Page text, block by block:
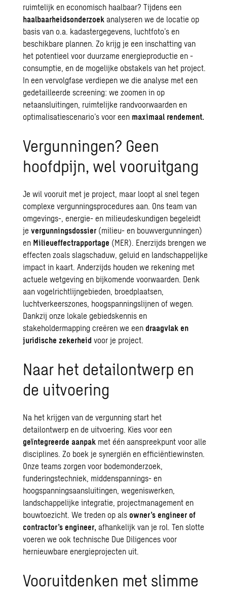
ruimtelijk en economisch haalbaar? Tijdens een
haalbaarheidsonderzoek analyseren we de locatie op
basis van o.a. kadastergegevens, luchtfoto’s en
beschikbare plannen. Zo krijg je een inschatting van
het potentieel voor duurzame energieproductie en -
consumptie, en de mogelijke obstakels van het project.
In een vervolgfase verdiepen we die analyse met een
gedetailleerde screening: we zoomen in op
netaansluitingen, ruimtelijke randvoorwaarden en
optimalisatiescenario’s voor een maximaal rendement.
Vergunningen? Geen
hoofdpijn, wel vooruitgang
Je wil vooruit met je project, maar loopt al snel tegen
complexe vergunningsprocedures aan. Ons team van
omgevings-, energie- en milieudeskundigen begeleidt
jevergunningsdossier (milieu- en bouwvergunningen)
en Milieueffectrapportage (MER). Enerzijds brengen we
effecten zoals slagschaduw, geluid en landschappelijke
impact in kaart. Anderzijds houden we rekening met
actuele wetgeving en bijkomende voorwaarden. Denk
aan vogelrichtlijngebieden, broedplaatsen,
luchtverkeerszones, hoogspanningslijnen of wegen.
Dankzij onze lokale gebiedskennis en
stakeholdermapping creëren we eendraagvlak en
juridische zekerheid voor je project.
Naar het detailontwerp en
de uitvoering
Na het krijgen van de vergunning start het
detailontwerp en de uitvoering. Kies voor een
geïntegreerde aanpak met één aanspreekpunt voor alle
disciplines. Zo boek je synergiën en efficiëntiewinsten.
Onze teams zorgen voor bodemonderzoek,
funderingstechniek, middenspannings- en
hoogspanningsaansluitingen, wegeniswerken,
landschappelijke integratie, projectmanagement en
bouwtoezicht. We treden op alsowner’s engineer of
contractor’s engineer, afhankelijk van je rol. Ten slotte
voeren we ook technische Due Diligences voor
hernieuwbare energieprojecten uit.
Vooruitdenken met slimme